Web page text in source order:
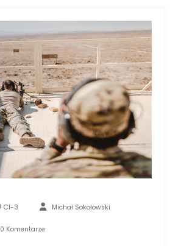
Cl-3 Michał Sokołowski
0 Komentarze